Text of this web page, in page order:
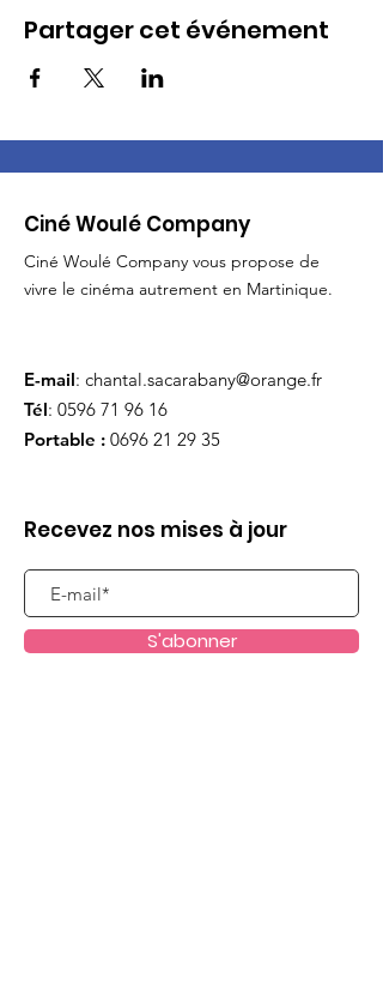
Partager cet événement
Ciné Woulé Company
Ciné Woulé Company vous propose de
vivre le cinéma autrement en Martinique.
E-mail: chantal.sacarabany@orange.fr
Tél: 0596 71 96 16
Portable : 0696 21 29 35
Recevez nos mises à jour
S'abonner